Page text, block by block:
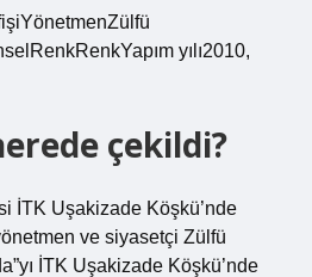
yılı2010,
çekildi?
İTK Uşakizade Köşkü’nde
ve siyasetçi Zülfü
İTK Uşakizade Köşkü’nde